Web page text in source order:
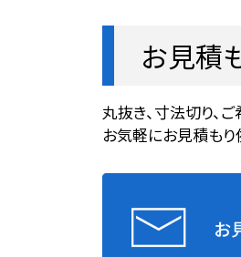
お見積
丸抜き、寸法切り、
お気軽にお見積もり